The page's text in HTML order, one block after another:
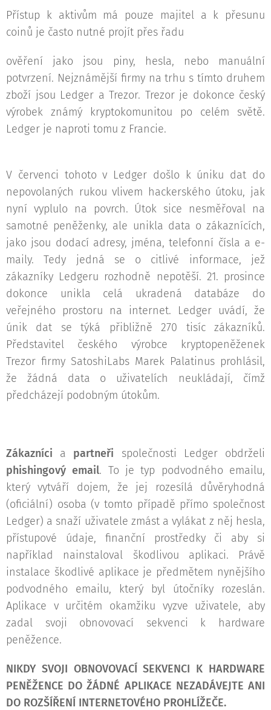
Přístup k aktivům má pouze majitel a k přesunu
coinů je často nutné projít přes řadu
ověření jako jsou piny, hesla, nebo manuální
potvrzení. Nejznámější firmy na trhu s tímto druhem
zboží jsou Ledger a Trezor. Trezor je dokonce český
výrobek známý kryptokomunitou po celém světě.
Ledger je naproti tomu z Francie.
V červenci tohoto v Ledger došlo k úniku dat do
nepovolaných rukou vlivem hackerského útoku, jak
nyní vyplulo na povrch. Útok sice nesměřoval na
samotné peněženky, ale unikla data o zákaznících,
jako jsou dodací adresy, jména, telefonní čísla a e-
maily. Tedy jedná se o citlivé informace, jež
zákazníky Ledgeru rozhodně nepotěší. 21. prosince
dokonce unikla celá ukradená databáze do
veřejného prostoru na internet. Ledger uvádí, že
únik dat se týká přibližně 270 tisíc zákazníků.
Představitel českého výrobce kryptopeněženek
Trezor firmy SatoshiLabs Marek Palatinus prohlásil,
že žádná data o uživatelích neukládají, čímž
předcházejí podobným útokům.
Zákazníci a partneři společnosti Ledger obdrželi
phishingový email. To je typ podvodného emailu,
který vytváří dojem, že jej rozesílá důvěryhodná
(oficiální) osoba (v tomto případě přímo společnost
Ledger) a snaží uživatele zmást a vylákat z něj hesla,
přístupové údaje, finanční prostředky či aby si
například nainstaloval škodlivou aplikaci. Právě
instalace škodlivé aplikace je předmětem nynějšího
podvodného emailu, který byl útočníky rozeslán.
Aplikace v určitém okamžiku vyzve uživatele, aby
zadal svoji obnovovací sekvenci k hardware
peněžence.
NIKDY SVOJI OBNOVOVACÍ SEKVENCI K HARDWARE
PENĚŽENCE DO ŽÁDNÉ APLIKACE NEZADÁVEJTE ANI
DO ROZŠÍŘENÍ INTERNETOVÉHO PROHLÍŽEČE.